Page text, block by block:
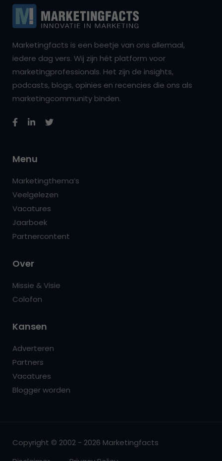
Marketingfacts is een beetje van ons allemaal,
iedere dag vers. Wij zijn hét platform voor
marketingprofessionals. Het zijn de insights,
podcasts, blogs, opinies en recencies die ons als
marketingcommunity binden.
Menu
Marketingthema’s
Veelgelezen
Vacatures
Jaarboek
Partnercontent
Over
Missie & Visie
Colofon
Kansen
Adverteren
Partners
Vacatures
Blogger worden
Copyright © 2002 - 2026 Marketingfacts